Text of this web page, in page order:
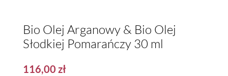
Bio Olej Arganowy & Bio Olej
Słodkiej Pomarańczy 30 ml
116,00 zł